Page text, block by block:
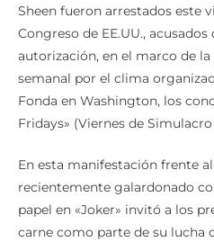
Sheen fueron arrestados este
Congreso de EE.UU.,
autorización, en el marco de
semanal por el clima
Fonda en Washington, los
Fridays» (Viernes de
En esta manifestación frente
recientemente galardonado
papel en «Joker» invitó a los
carne como parte de su lucha